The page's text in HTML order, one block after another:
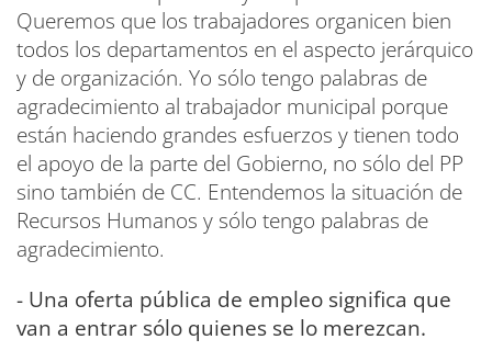
Queremos que los trabajadores organicen bien
todos los departamentos en el aspecto jerárquico
y de organización. Yo sólo tengo palabras de
agradecimiento al trabajador municipal porque
están haciendo grandes esfuerzos y tienen todo
el apoyo de la parte del Gobierno, no sólo del PP
sino también de CC. Entendemos la situación de
Recursos Humanos y sólo tengo palabras de
agradecimiento.
- Una oferta pública de empleo significa que
van a entrar sólo quienes se lo merezcan.